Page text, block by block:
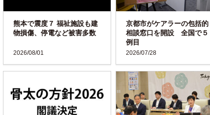
2026/08/01
熊本で震度７ 福祉施設も建
物損傷、停電など被害多数
2026/07/28
京都市がケアラーの包括的
相談窓口を開設 全国で５
例目